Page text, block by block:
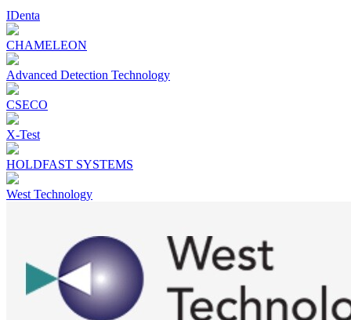
IDenta
CHAMELEON
Advanced Detection Technology
CSECO
X-Test
HOLDFAST SYSTEMS
West Technology